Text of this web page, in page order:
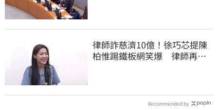
律師詐慈濟10億！徐巧芯提陳
柏惟踢鐵板網笑爆 律師再曬1
Recommended by